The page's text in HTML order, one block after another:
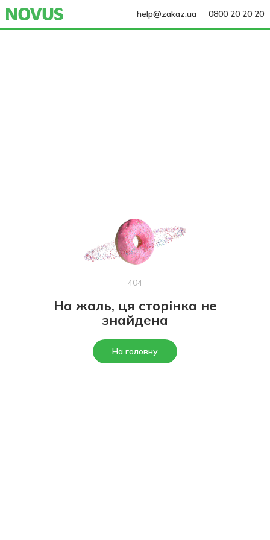
help@zakaz.ua 0800 20 20 20
404
На жаль, ця сторінка не
знайдена
На головну